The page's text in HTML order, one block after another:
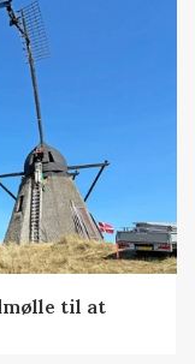
til at